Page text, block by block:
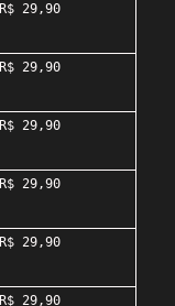
R$ 29,90
R$ 29,90
R$ 29,90
R$ 29,90
R$ 29,90
R$ 29,90